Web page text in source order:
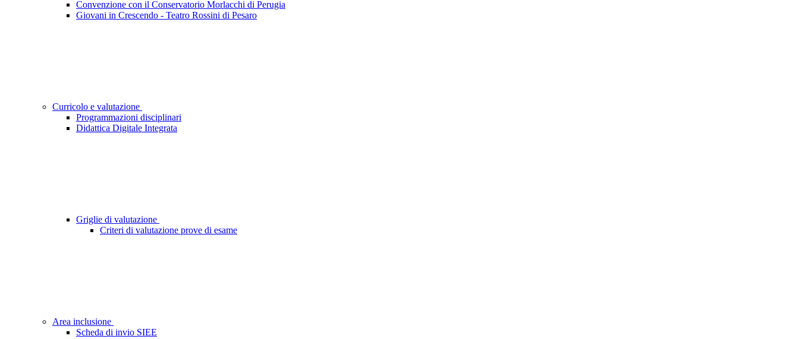
Convenzione con il Conservatorio Morlacchi di Perugia
Giovani in Crescendo - Teatro Rossini di Pesaro
Curricolo e valutazione
Programmazioni disciplinari
Didattica Digitale Integrata
Griglie di valutazione
Criteri di valutazione prove di esame
Area inclusione
Scheda di invio SIEE